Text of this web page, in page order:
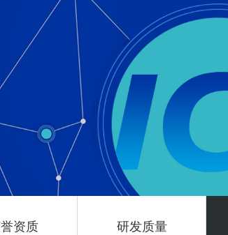
资质 研发质量